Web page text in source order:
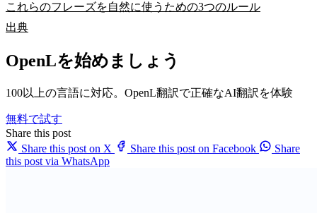
これらのフレーズを自然に使うための3つのルール
出典
OpenLを始めましょう
100以上の言語に対応。OpenL翻訳で正確なAI翻訳を体験
無料で試す
Share this post
Share this post on X
Share this post on Facebook
Share
this post via WhatsApp